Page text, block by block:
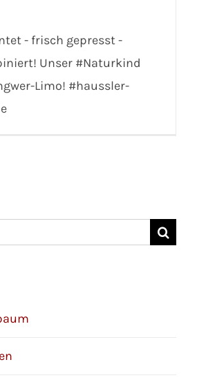
- frisch gepresst -
Unser #Naturkind
Limo! #haussler-